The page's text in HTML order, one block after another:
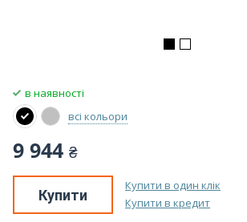
в наявності
всі кольори
9 944 ₴
Купити
Купити в один клік
Купити в кредит